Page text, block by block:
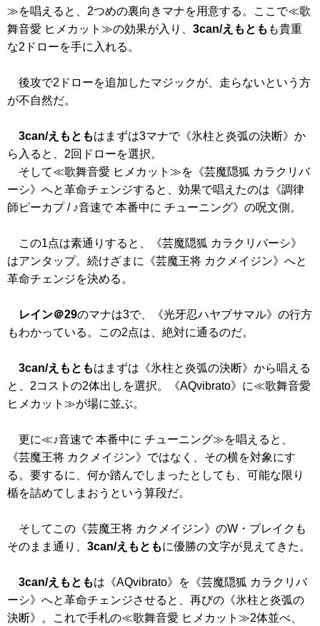
≫を唱えると、2つめの裏向きマナを用意する。ここで≪歌
舞音愛 ヒメカット≫の効果が入り、 3can/えもとも も貴重
な2ドローを手に入れる。
後攻で2ドローを追加したマジックが、走らないという方
が不自然だ。
3can/えもともはまずは3マナで《氷柱と炎弧の決断》 か
ら入ると、2回ドローを選択。
そして≪歌舞音愛 ヒメカット≫を 《芸魔隠狐 カラクリバ
ーシ》 へと革命チェンジすると、効果で唱えたのは 《調律
師ピーカプ / ♪音速で 本番中に チューニング》 の呪文側。
この1点は素通りすると、
《芸魔隠狐 カラクリバーシ》
はアンタップ。続けざまに
《芸魔王将 カクメイジン》 へと
革命チェンジを決める。
レイン＠29のマナは3で、 《光牙忍ハヤブサマル》 の行方
もわかっている。この2点は、絶対に通るのだ。
3can/えもともはまずは 《氷柱と炎弧の決断》 から唱える
と、2コストの2体出しを選択。
《AQvibrato》 に≪歌舞音愛
ヒメカット≫が場に並ぶ。
更に≪♪音速で 本番中に チューニング≫を唱えると、
《芸魔王将 カクメイジン》 ではなく、その横を対象にす
る。要するに、何か踏んでしまったとしても、可能な限り
楯を詰めてしまおうという算段だ。
そしてこの 《芸魔王将 カクメイジン》 のW・ブレイクも
そのまま通り、 3can/えもともに優勝の文字が見えてきた。
3can/えもともは 《AQvibrato》 を 《芸魔隠狐 カラクリバ
ーシ》 へと革命チェンジさせると、再びの 《氷柱と炎弧の
決断》
。これで手札の≪歌舞音愛 ヒメカット≫2体並べ、